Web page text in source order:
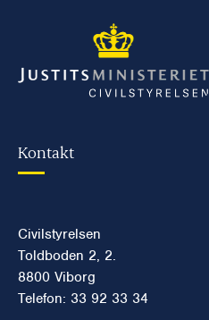
Kontakt
Civilstyrelsen
Toldboden 2, 2.
8800 Viborg
Telefon: 33 92 33 34